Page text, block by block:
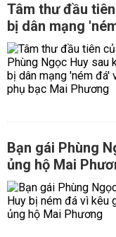
Tâm thư đầu
bị dân mạng
Bạn gái Phùng
ủng hộ Mai